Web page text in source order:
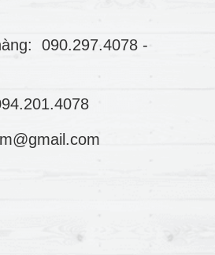
090.297.4078 -